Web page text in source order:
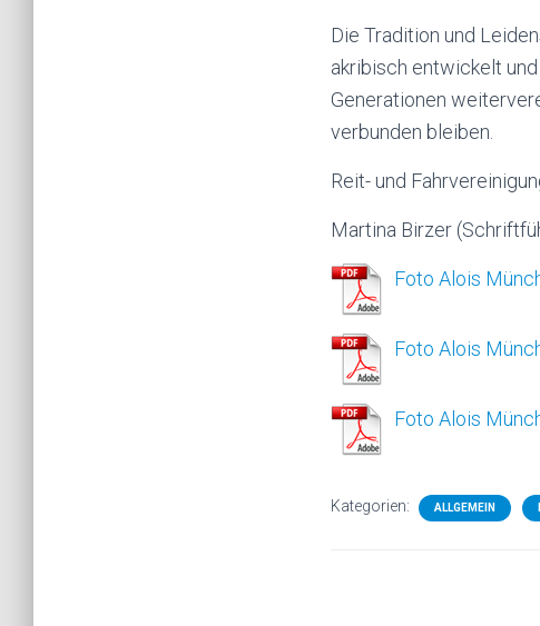
Die Tradition und
akribisch entwickelt
Generationen
verbunden bleiben.
Reit- und
Martina Birzer
Foto Alois
Foto Alois
Foto Alois
Kategorien: ALLGEMEIN